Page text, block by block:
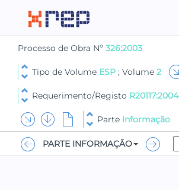
Processo de Obra Nº 326:2003
Tipo de Volume ESP ; Volume 2
Requerimento/Registo R20117:2004
Parte Informação
PARTE INFORMAÇÃO